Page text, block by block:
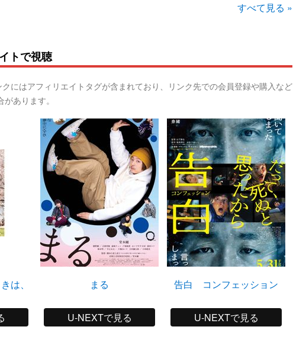
すべて見る »
トで視聴
にはアフィリエイトタグが含まれており、リンク先での会員登録や購入など
あります。
は、 まる
U-NEXTで見る
告白 コンフェッション
U-NEXTで見る